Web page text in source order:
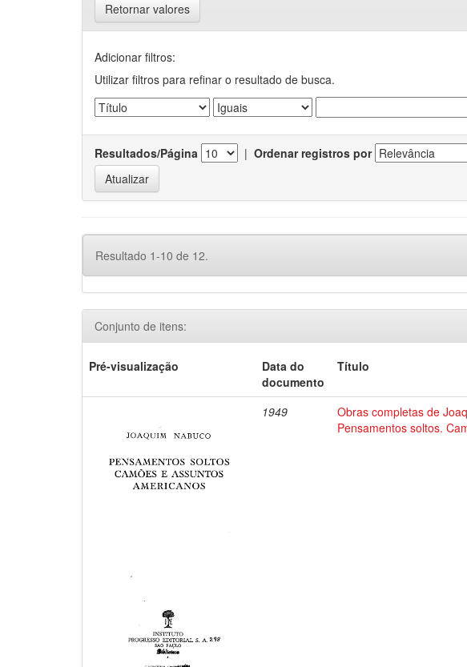
Retornar valores
Adicionar filtros:
Utilizar filtros para refinar o resultado de busca.
Resultados/Página | Ordenar registros por
Resultado 1-10 de 12.
Conjunto de itens:
Pré-visualização
Data do
documento
Título
1949
Obras completas de
Pensamentos soltos.